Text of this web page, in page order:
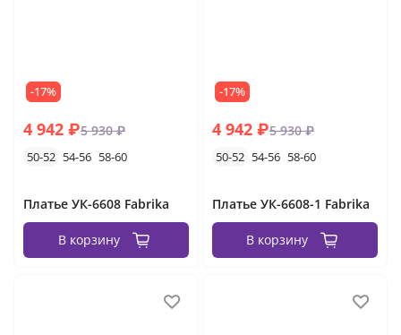
-17%
4 942 ₽5 930 ₽
50-52 54-56 58-60
Платье УК-6608 Fabrika
В корзину
-17%
4 942 ₽5 930 ₽
50-52 54-56 58-60
Платье УК-6608-1 Fabrika
В корзину